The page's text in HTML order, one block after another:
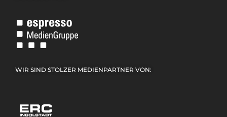
WIR SIND STOLZER MEDIENPARTNER VON: